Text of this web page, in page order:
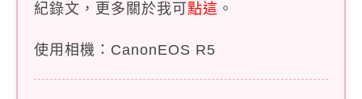
紀錄文，更多關於我可 點這 。
使用相機：CanonEOS R5